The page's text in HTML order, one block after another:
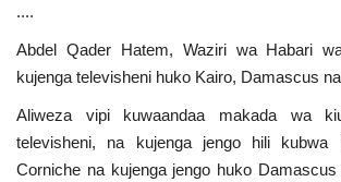
Nasser
Udhamini wa Nasser
Nyaraka na Marejeleo
....
Abdel Qader Hatem, Waziri wa Habari
kujenga televisheni huko Kairo, Damascus
Aliweza vipi kuwaandaa makada wa
televisheni, na kujenga jengo hili kubwa
Corniche na kujenga jengo huko